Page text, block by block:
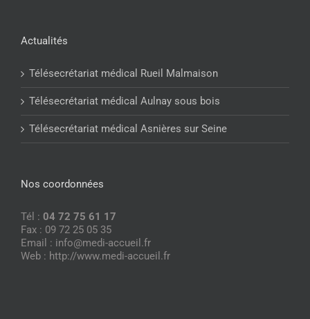
Actualités
Télésecrétariat médical Rueil Malmaison
Télésecrétariat médical Aulnay sous bois
Télésecrétariat médical Asnières sur Seine
Nos coordonnées
Tél : 04 72 75 61 17
Fax : 09 72 25 05 35
Email : info@medi-accueil.fr
Web : http://www.medi-accueil.fr